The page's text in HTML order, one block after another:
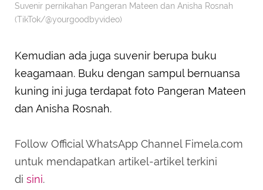
Suvenir pernikahan Pangeran Mateen dan Anisha Rosnah
(TikTok/@yourgoodbyvideo)
Kemudian ada juga suvenir berupa buku
keagamaan. Buku dengan sampul bernuansa
kuning ini juga terdapat foto Pangeran Mateen
dan Anisha Rosnah.
Follow Official WhatsApp Channel Fimela.com
untuk mendapatkan artikel-artikel terkini
di sini.